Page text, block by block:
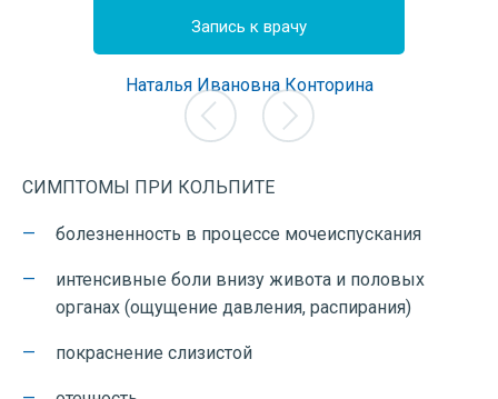
года
Запись к врачу
Наталья Ивановна Конторина
Врач акушер-гинеколог, врач
ультразвуковой диагностики,
Опыт работы: с 2005 года
СИМПТОМЫ ПРИ КОЛЬПИТЕ
болезненность в процессе мочеиспускания
интенсивные боли внизу живота и половых
органах (ощущение давления, распирания)
покраснение слизистой